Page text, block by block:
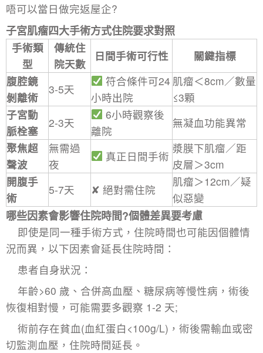
唔可以當日做完返屋企?
子宮肌瘤四大手術方式住院要求對照
手術類
型
傳統住
院天數
日間手術可行性
關鍵指標
腹腔鏡
剝離術
3-5天
符合條件可24
小時出院
肌瘤＜8cm／數量
≤3顆
子宮動
脈栓塞
2-3天
6小時觀察後
離院
無凝血功能異常
聚焦超
聲波
無需過
夜
真正日間手術
漿膜下肌瘤／距
皮層＞3cm
開腹手
術
5-7天 ✘ 絕對需住院
肌瘤＞12cm／疑
似惡變
哪些因素會影響住院時間?個體差異要考慮​
即使是同一種手術方式，住院時間也可能因個體情
況而異，以下因素會延長住院時間：​
患者自身狀況：​
年齡>60 歲、合併高血壓、糖尿病等慢性病，術後
恢復相對慢，可能需要多觀察 1-2 天;​
術前存在貧血(血紅蛋白<100g/L)，術後需輸血或密
切監測血壓，住院時間延長。​